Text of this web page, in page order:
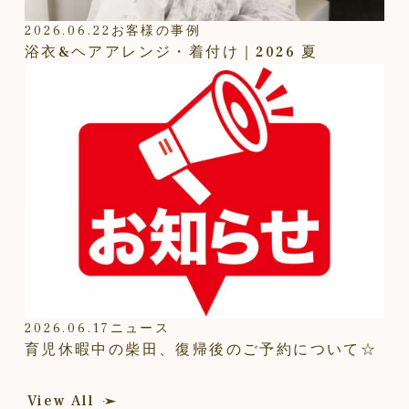
2026.06.22 お客様の事例
浴衣&ヘアアレンジ・着付け｜2026 夏
2026.06.17 ニュース
育児休暇中の柴田、復帰後のご予約について☆
View All